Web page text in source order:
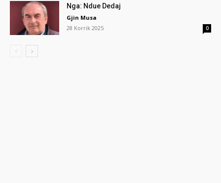
Nga: Ndue Dedaj
Gjin Musa
28 Korrik 2025
0